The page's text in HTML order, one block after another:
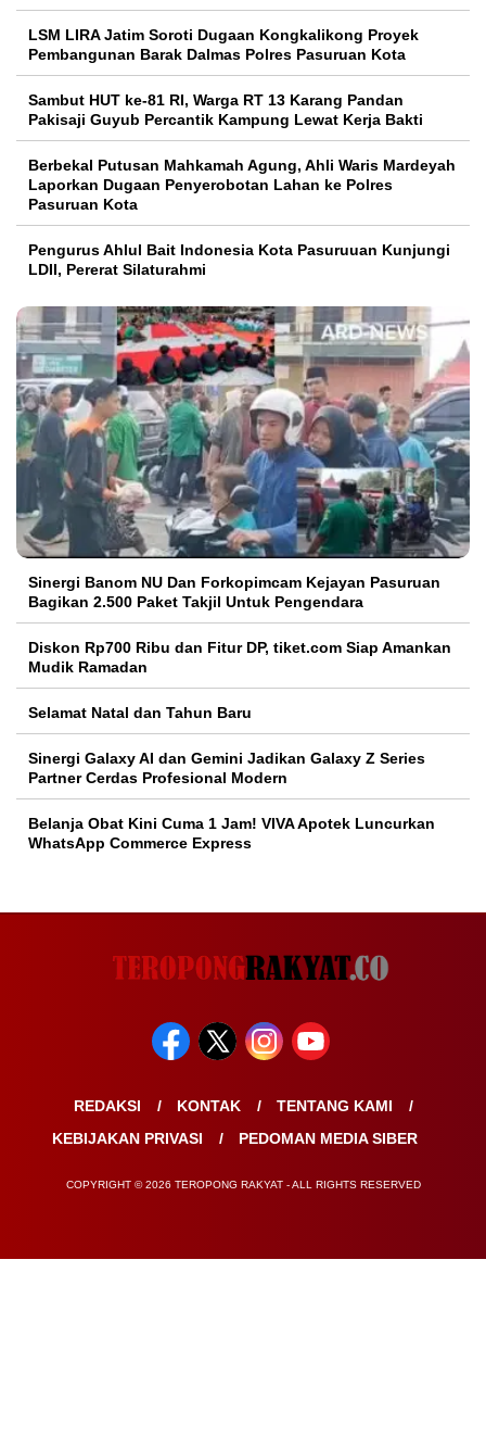
LSM LIRA Jatim Soroti Dugaan Kongkalikong Proyek
Pembangunan Barak Dalmas Polres Pasuruan Kota
Sambut HUT ke-81 RI, Warga RT 13 Karang Pandan
Pakisaji Guyub Percantik Kampung Lewat Kerja Bakti
Berbekal Putusan Mahkamah Agung, Ahli Waris Mardeyah
Laporkan Dugaan Penyerobotan Lahan ke Polres
Pasuruan Kota
Pengurus Ahlul Bait Indonesia Kota Pasuruuan Kunjungi
LDII, Pererat Silaturahmi
Sinergi Banom NU Dan Forkopimcam Kejayan Pasuruan
Bagikan 2.500 Paket Takjil Untuk Pengendara
Diskon Rp700 Ribu dan Fitur DP, tiket.com Siap Amankan
Mudik Ramadan
Selamat Natal dan Tahun Baru
Sinergi Galaxy AI dan Gemini Jadikan Galaxy Z Series
Partner Cerdas Profesional Modern
Belanja Obat Kini Cuma 1 Jam! VIVA Apotek Luncurkan
WhatsApp Commerce Express
REDAKSI KONTAK
TENTANG KAMI
KEBIJAKAN PRIVASI
PEDOMAN MEDIA SIBER
COPYRIGHT © 2026 TEROPONG RAKYAT - ALL RIGHTS RESERVED